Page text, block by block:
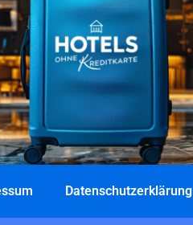
Datenschutzerklärung